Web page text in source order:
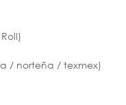
/ norteña / texmex)